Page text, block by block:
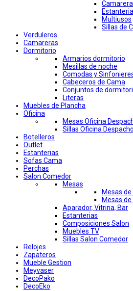
Multiusos
Sillas de
Verduleros
Camareras
Dormitorio
Armarios dormitorio
Mesillas de noche
Comodas y
Cabeceros de Cama
Conjuntos de
Literas
Muebles de Plancha
Oficina
Mesas Oficina
Sillas Oficina
Botelleros
Outlet
Estanterias
Sofas Cama
Perchas
Salon Comedor
Mesas
Mesas
Mesas
Aparador, Vitrina, Bar
Estanterias
Composiciones Salon
Muebles TV
Sillas Salon Comedor
Relojes
Zapateros
Mueble Gestion
Meyvaser
DecoPako
DecoEko